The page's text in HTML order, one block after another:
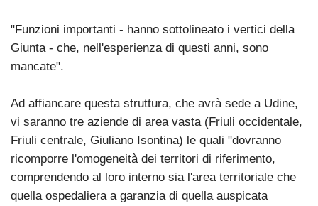
"Funzioni importanti - hanno sottolineato i vertici della
Giunta - che, nell'esperienza di questi anni, sono
mancate".
Ad affiancare questa struttura, che avrà sede a Udine,
vi saranno tre aziende di area vasta (Friuli occidentale,
Friuli centrale, Giuliano Isontina) le quali "dovranno
ricomporre l'omogeneità dei territori di riferimento,
comprendendo al loro interno sia l'area territoriale che
quella ospedaliera a garanzia di quella auspicata